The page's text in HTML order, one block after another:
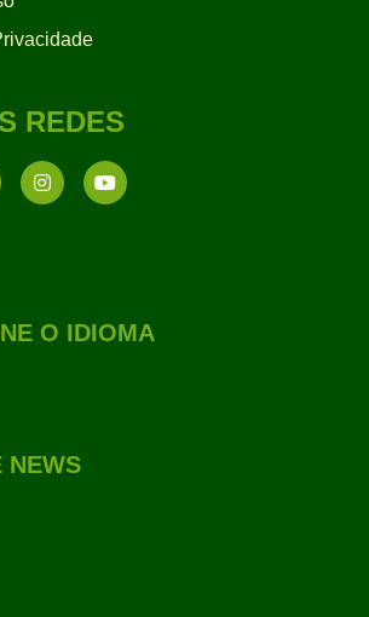
REDES
O IDIOMA
NEWS